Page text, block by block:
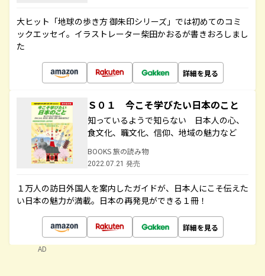
大ヒット「地球の歩き方 御朱印シリーズ」では初めてのコミ
ックエッセイ。イラストレーター柴田かおるが書きおろしまし
た
詳細を見る
Ｓ０１ 今こそ学びたい日本のこと
知っているようで知らない 日本人の心、
食文化、職文化、信仰、地域の魅力など
BOOKS 旅の読み物
2022.07.21 発売
１万人の訪日外国人を案内したガイドが、日本人にこそ伝えた
い日本の魅力が満載。日本の再発見ができる１冊！
詳細を見る
AD